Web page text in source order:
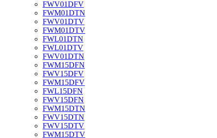
FWV01DFV
FWM01DTN
FWV01DTV
FWM01DTV
FWL01DTN
FWL01DTV
FWV01DTN
FWM15DFN
FWV15DFV
FWM15DFV
FWL15DFN
FWV15DFN
FWM15DTN
FWV15DTN
FWV15DTV
FWM15DTV